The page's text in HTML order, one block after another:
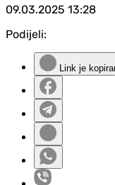
09.03.2025 13:28
Podijeli:
Link je